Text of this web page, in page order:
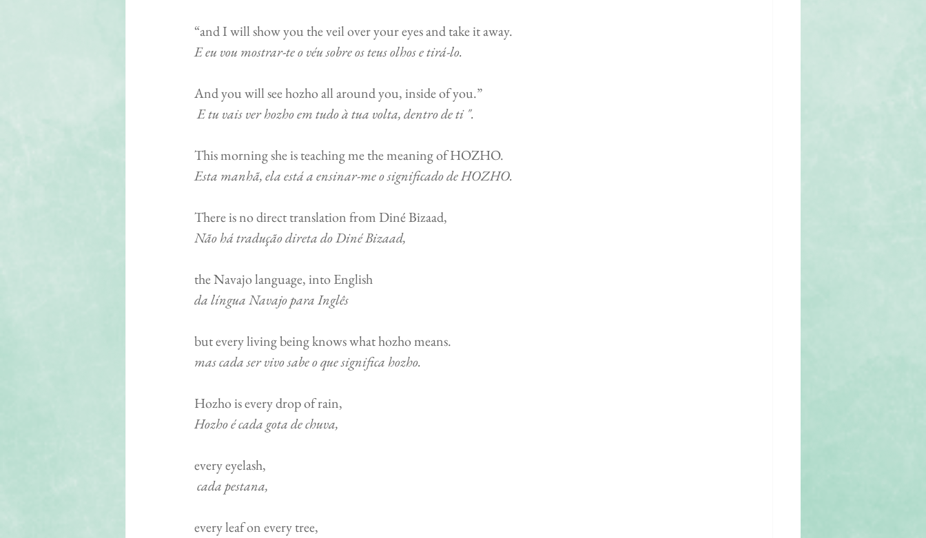
“and I will show you the veil over your eyes and take it away.
E eu vou mostrar-te o véu sobre os teus olhos e tirá-lo.
And you will see hozho all around you, inside of you.”
E tu vais ver hozho em tudo à tua volta, dentro de ti ".
This morning she is teaching me the meaning of HOZHO.
Esta manhã, ela está a ensinar-me o significado de HOZHO.
There is no direct translation from Diné Bizaad,
Não há tradução direta do Diné Bizaad,
the Navajo language, into English
da língua Navajo para Inglês
but every living being knows what hozho means.
mas cada ser vivo sabe o que significa hozho.
Hozho is every drop of rain,
Hozho é cada gota de chuva,
every eyelash,
cada pestana,
every leaf on every tree,